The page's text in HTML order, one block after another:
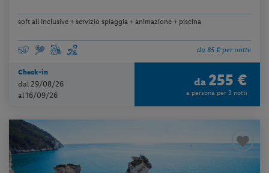
soft all inclusive + servizio spiaggia + animazione + piscina
da 85 € per notte
Check-in
dal 29/08/26
al 16/09/26
da 255 €
a persona per 3 notti